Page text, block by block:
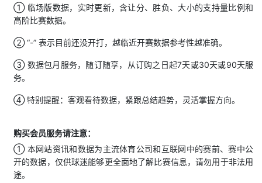
① 临场版数据，实时更新，含让分、胜负、大小的支持量比例和
高阶比赛数据。
② “-” 表示目前还没开打，越临近开赛数据参考性越准确。
③ 数据包月服务，随订随享，从订购之日起7天或30天或90天服
务。
④ 特别提醒：客观看待数据，紧跟总结趋势，灵活掌握方向。
购买会员服务请注意：
① 本网站资讯和数据为主流体育公司和互联网中的赛前、赛中公
开的数据，仅供球迷能够更全面地了解比赛信息，请勿用于非法用
途。